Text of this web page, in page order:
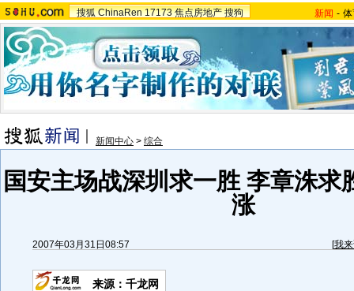
搜狐 ChinaRen 17173 焦点房地产 搜狗 新闻 -
新闻中心 > 综合
国安主场战深圳求一胜 李章洙求
涨
2007年03月31日08:57 [我
来源：千龙网